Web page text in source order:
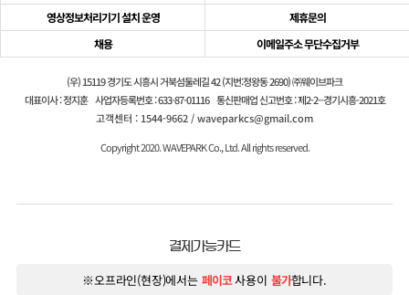
영상정보처리기기 설치 운영
제휴문의
채용
이메일주소 무단수집거부
(우) 15119 경기도 시흥시 거북섬둘레길 42 (지번:정왕동 2690) ㈜웨이브파크
대표이사 : 정지훈 사업자등록번호 : 633-87-01116 통신판매업 신고번호 : 제2-2--경기시흥-2021호
고객센터 : 1544-9662 / waveparkcs@gmail.com
Copyright 2020. WAVEPARK Co., Ltd. All rights reserved.
결제가능카드
※오프라인(현장)에서는 페이코사용이 불가합니다.